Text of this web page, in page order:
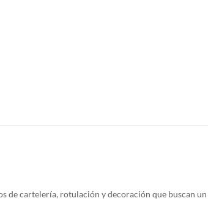
de cartelería, rotulación y decoración que buscan